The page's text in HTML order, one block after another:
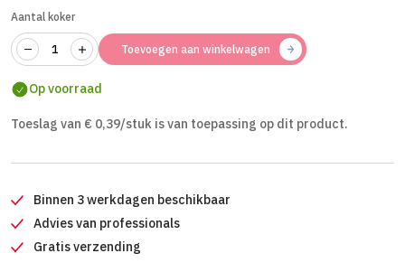
Aantal koker
Toevoegen aan winkelwagen
Op voorraad
Toeslag van € 0,39/stuk is van toepassing op dit product.
Binnen 3 werkdagen beschikbaar
Advies van professionals
Gratis verzending